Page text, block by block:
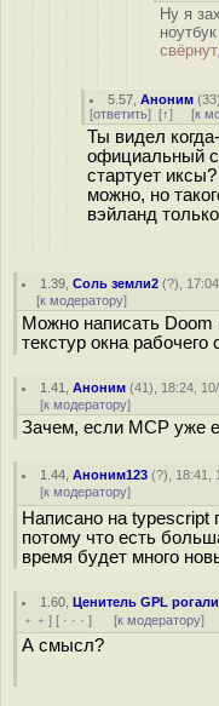
Ну я
свёрнут,
5.57 ,Аноним (33
[ответить] [↑] [к
Ты видел
официальный
стартует
можно, но
вэйланд
1.39 ,Соль земли2 (?),
[к модератору]
Можно написать Doom
текстур окна
1.41 ,Аноним (41), 18:24,
[к модератору]
Зачем, если MCP уже
1.44 ,Аноним123 (?), 18:41,
[к модератору]
Написано на typescript
потому что есть
время будет много
1.60 ,Ценитель GPL
﹢﹢ ] [ · · · ] [к модератору]
А смысл?